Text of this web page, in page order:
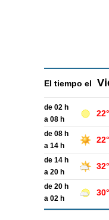
El tiempo el
de 02 h
a 08 h
22°
de 08 h
a 14 h
22°
de 14 h
a 20 h
32°
de 20 h
a 02 h
30°